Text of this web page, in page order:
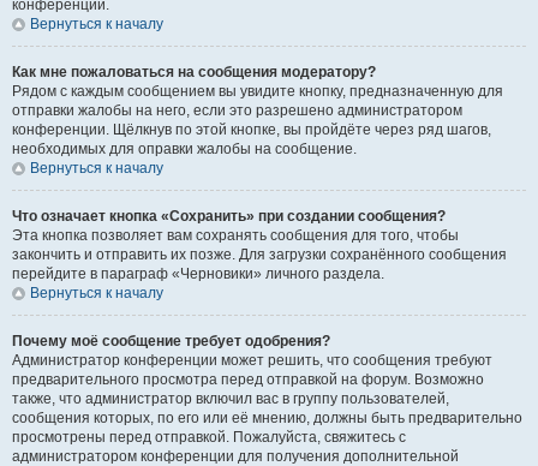
конференции.
Вернуться к началу
Как мне пожаловаться на сообщения модератору?
Рядом с каждым сообщением вы увидите кнопку, предназначенную для
отправки жалобы на него, если это разрешено администратором
конференции. Щёлкнув по этой кнопке, вы пройдёте через ряд шагов,
необходимых для оправки жалобы на сообщение.
Вернуться к началу
Что означает кнопка «Сохранить» при создании сообщения?
Эта кнопка позволяет вам сохранять сообщения для того, чтобы
закончить и отправить их позже. Для загрузки сохранённого сообщения
перейдите в параграф «Черновики» личного раздела.
Вернуться к началу
Почему моё сообщение требует одобрения?
Администратор конференции может решить, что сообщения требуют
предварительного просмотра перед отправкой на форум. Возможно
также, что администратор включил вас в группу пользователей,
сообщения которых, по его или её мнению, должны быть предварительно
просмотрены перед отправкой. Пожалуйста, свяжитесь с
администратором конференции для получения дополнительной